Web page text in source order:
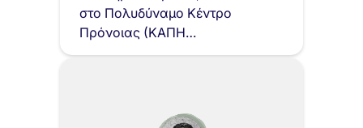
στο Πολυδύναμο Κέντρο
Πρόνοιας (ΚΑΠΗ
Μεταμόρφωσης Καλλιπόλεως